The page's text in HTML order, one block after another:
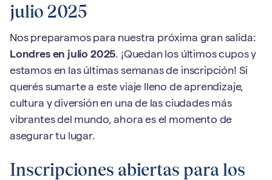
julio 2025
Nos preparamos para nuestra próxima gran salida:
Londres en julio 2025. ¡Quedan los últimos cupos y
estamos en las últimas semanas de inscripción! Si
querés sumarte a este viaje lleno de aprendizaje,
cultura y diversión en una de las ciudades más
vibrantes del mundo, ahora es el momento de
asegurar tu lugar.
Inscripciones abiertas para los